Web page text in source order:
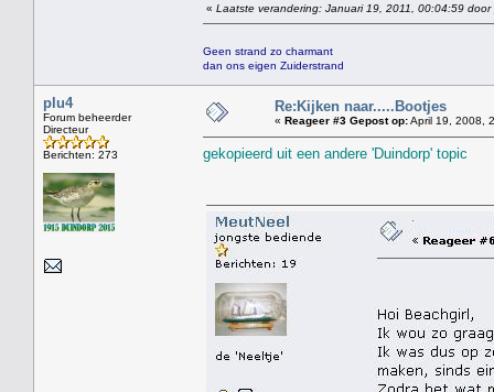
« Laatste verandering: Januari 19, 2011, 00:04:59 door
Geen strand zo charmant
dan ons eigen Zuiderstrand
plu4
Forum beheerder
Directeur
Berichten: 273
Re:Kijken naar.....Bootjes
« Reageer #3 Gepost op:April 19, 2008,
gekopieerd uit een andere 'Duindorp' topic